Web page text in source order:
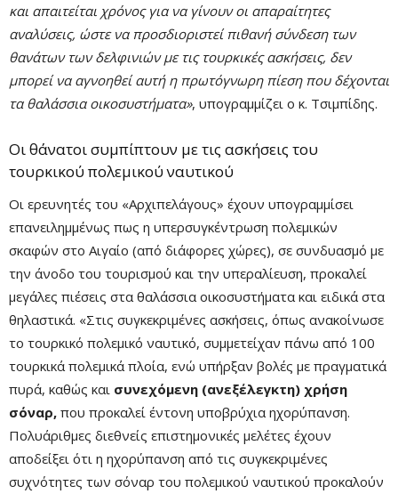
και απαιτείται χρόνος για να γίνουν οι απαραίτητες
αναλύσεις, ώστε να προσδιοριστεί πιθανή σύνδεση των
θανάτων των δελφινιών με τις τουρκικές ασκήσεις, δεν
μπορεί να αγνοηθεί αυτή η πρωτόγνωρη πίεση που δέχονται
τα θαλάσσια οικοσυστήματα», υπογραμμίζει ο κ. Τσιμπίδης.
Οι θάνατοι συμπίπτουν με τις ασκήσεις του
τουρκικού πολεμικού ναυτικού
Οι ερευνητές του «Αρχιπελάγους» έχουν υπογραμμίσει
επανειλημμένως πως η υπερσυγκέντρωση πολεμικών
σκαφών στο Αιγαίο (από διάφορες χώρες), σε συνδυασμό με
την άνοδο του τουρισμού και την υπεραλίευση, προκαλεί
μεγάλες πιέσεις στα θαλάσσια οικοσυστήματα και ειδικά στα
θηλαστικά. «Στις συγκεκριμένες ασκήσεις, όπως ανακοίνωσε
το τουρκικό πολεμικό ναυτικό, συμμετείχαν πάνω από 100
τουρκικά πολεμικά πλοία, ενώ υπήρξαν βολές με πραγματικά
πυρά, καθώς και συνεχόμενη (ανεξέλεγκτη) χρήση
σόναρ, που προκαλεί έντονη υποβρύχια ηχορύπανση.
Πολυάριθμες διεθνείς επιστημονικές μελέτες έχουν
αποδείξει ότι η ηχορύπανση από τις συγκεκριμένες
συχνότητες των σόναρ του πολεμικού ναυτικού προκαλούν